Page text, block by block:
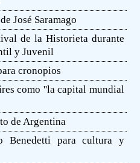
José Saramago
de la Historieta durante
y Juvenil
cronopios
como ''la capital mundial
de Argentina
Benedetti para cultura y